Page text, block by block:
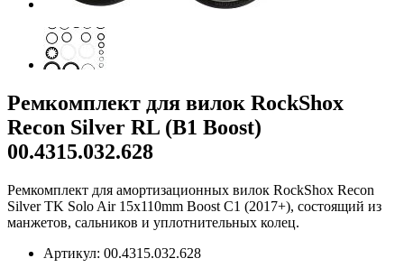
Ремкомплект для вилок RockShox
Recon Silver RL (B1 Boost)
00.4315.032.628
Ремкомплект для амортизационных вилок RockShox Recon
Silver TK Solo Air 15x110mm Boost C1 (2017+), состоящий из
манжетов, сальников и уплотнительных колец.
Артикул: 00.4315.032.628